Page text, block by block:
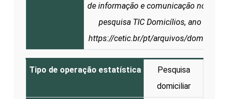
de informação e comunicação nos
pesquisa TIC Domicílios, ano 2021.
https://cetic.br/pt/arquivos/
Tipo de operação estatística
Pesquisa
domiciliar